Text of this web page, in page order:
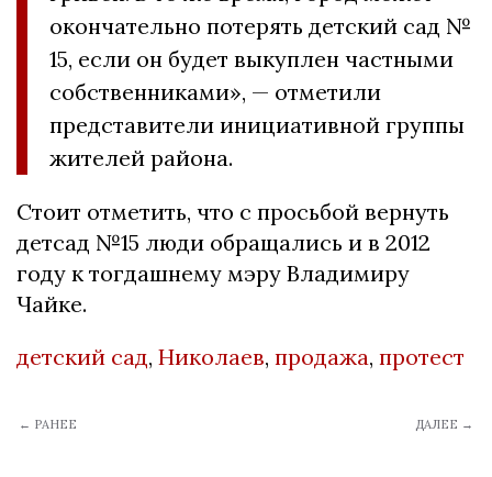
окончательно потерять детский сад №
15, если он будет выкуплен частными
собственниками», — отметили
представители инициативной группы
жителей района.
Стоит отметить, что с просьбой вернуть
детсад №15 люди обращались и в 2012
году к тогдашнему мэру Владимиру
Чайке.
детский сад, Николаев, продажа, протест
← РАНЕЕ ДАЛЕЕ →